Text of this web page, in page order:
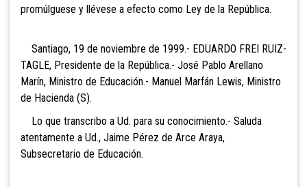
promúlguese y llévese a efecto como Ley de la República.
Santiago, 19 de noviembre de 1999.- EDUARDO FREI RUIZ-
TAGLE, Presidente de la República.- José Pablo Arellano
Marín, Ministro de Educación.- Manuel Marfán Lewis, Ministro
de Hacienda (S).
Lo que transcribo a Ud. para su conocimiento.- Saluda
atentamente a Ud., Jaime Pérez de Arce Araya,
Subsecretario de Educación.